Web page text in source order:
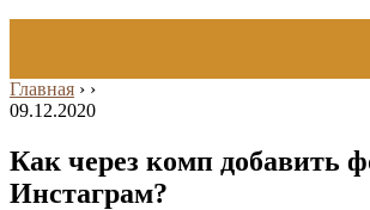
Главная › ›
09.12.2020
Как через комп добавить
Инстаграм?